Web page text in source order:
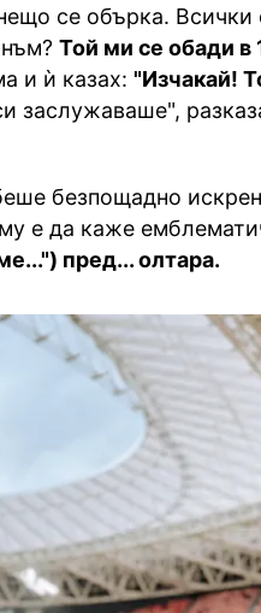
се обърка. Всички
Той ми се обади в
и ѝ казах: "Изчакай!
заслужаваше",
безпощадно
е да каже
пред... олтара.